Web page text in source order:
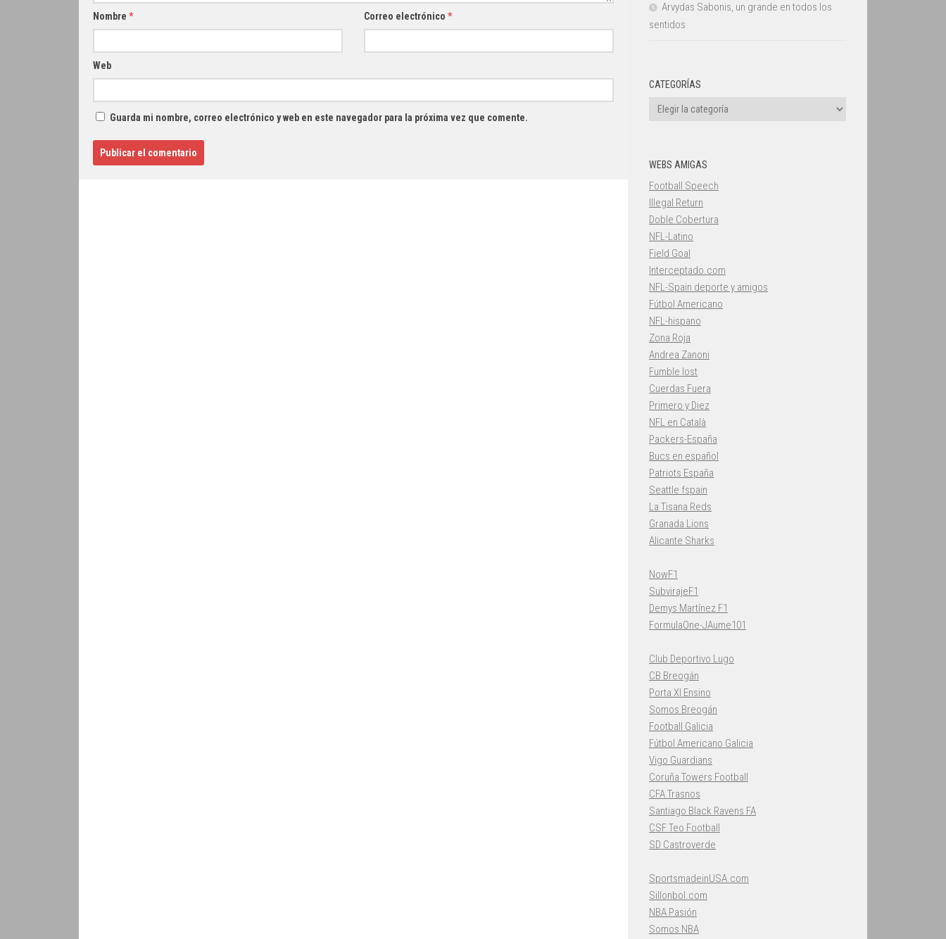
Nombre * Correo electrónico *
Web
Guarda mi nombre, correo electrónico y web en este navegador para la próxima vez que comente.
Arvydas Sabonis, un grande en todos los
sentidos
CATEGORÍAS
Categorías
WEBS AMIGAS
Football Speech
Illegal Return
Doble Cobertura
NFL-Latino
Field Goal
Interceptado.com
NFL-Spain deporte y amigos
Fútbol Americano
NFL-hispano
Zona Roja
Andrea Zanoni
Fumble lost
Cuerdas Fuera
Primero y Diez
NFL en Català
Packers-España
Bucs en español
Patriots España
Seattle fspain
La Tisana Reds
Granada Lions
Alicante Sharks
NowF1
SubvirajeF1
Demys Martínez F1
FormulaOne-JAume101
Club Deportivo Lugo
CB Breogán
Porta XI Ensino
Somos Breogán
Football Galicia
Fútbol Americano Galicia
Vigo Guardians
Coruña Towers Football
CFA Trasnos
Santiago Black Ravens FA
CSF Teo Football
SD Castroverde
SportsmadeinUSA.com
Sillonbol.com
NBA Pasión
Somos NBA